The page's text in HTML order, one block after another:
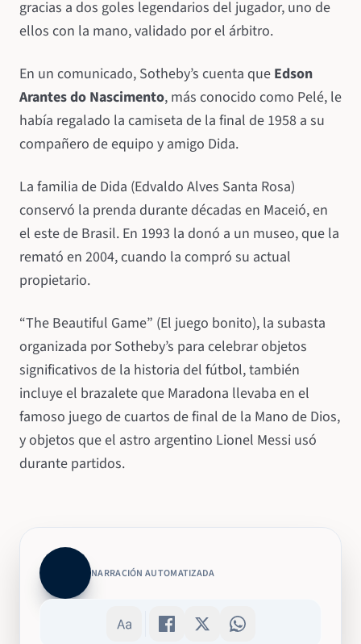
gracias a dos goles legendarios del jugador, uno de
ellos con la mano, validado por el árbitro.
En un comunicado, Sotheby’s cuenta que Edson
Arantes do Nascimento, más conocido como Pelé, le
había regalado la camiseta de la final de 1958 a su
compañero de equipo y amigo Dida.
La familia de Dida (Edvaldo Alves Santa Rosa)
conservó la prenda durante décadas en Maceió, en
el este de Brasil. En 1993 la donó a un museo, que la
remató en 2004, cuando la compró su actual
propietario.
“The Beautiful Game” (El juego bonito), la subasta
organizada por Sotheby’s para celebrar objetos
significativos de la historia del fútbol, también
incluye el brazalete que Maradona llevaba en el
famoso juego de cuartos de final de la Mano de Dios,
y objetos que el astro argentino Lionel Messi usó
durante partidos.
NARRACIÓN AUTOMATIZADA